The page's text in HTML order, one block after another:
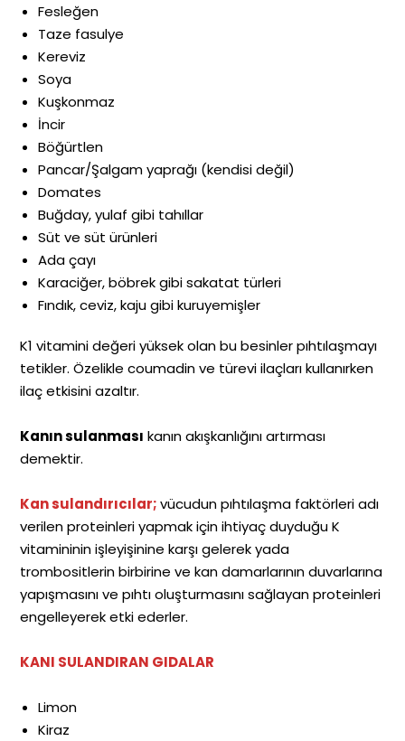
Fesleğen
Taze fasulye
Kereviz
Soya
Kuşkonmaz
İncir
Böğürtlen
Pancar/Şalgam yaprağı (kendisi değil)
Domates
Buğday, yulaf gibi tahıllar
Süt ve süt ürünleri
Ada çayı
Karaciğer, böbrek gibi sakatat türleri
Fındık, ceviz, kaju gibi kuruyemişler
K1 vitamini değeri yüksek olan bu besinler pıhtılaşmayı
tetikler. Özelikle coumadin ve türevi ilaçları kullanırken
ilaç etkisini azaltır.
Kanın sulanması kanın akışkanlığını artırması
demektir.
Kan sulandırıcılar;vücudun pıhtılaşma faktörleri adı
verilen proteinleri yapmak için ihtiyaç duyduğu K
vitamininin işleyişinine karşı gelerek yada
trombositlerin birbirine ve kan damarlarının duvarlarına
yapışmasını ve pıhtı oluşturmasını sağlayan proteinleri
engelleyerek etki ederler.
KANI SULANDIRAN GIDALAR
Limon
Kiraz